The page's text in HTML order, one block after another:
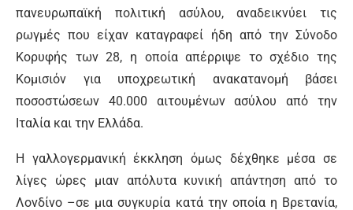
πανευρωπαϊκή πολιτική ασύλου, αναδεικνύει τις
ρωγμές που είχαν καταγραφεί ήδη από την Σύνοδο
Κορυφής των 28, η οποία απέρριψε το σχέδιο της
Κομισιόν για υποχρεωτική ανακατανομή βάσει
ποσοστώσεων 40.000 αιτουμένων ασύλου από την
Ιταλία και την Ελλάδα.
Η γαλλογερμανική έκκληση όμως δέχθηκε μέσα σε
λίγες ώρες μιαν απόλυτα κυνική απάντηση από το
Λονδίνο –σε μια συγκυρία κατά την οποία η Βρετανία,